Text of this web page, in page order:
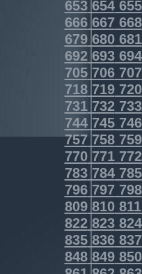
653654655
666667668
679680681
692693694
705706707
718719720
731732733
744745746
757758759
770771772
783784785
796797798
809810811
822823824
835836837
848849850